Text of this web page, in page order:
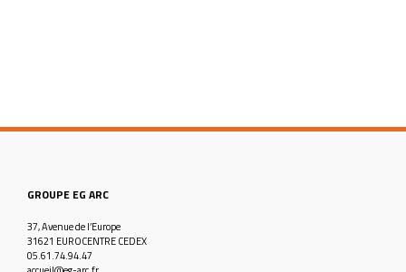
GROUPE EG ARC
37, Avenue de l’Europe
31621 EUROCENTRE CEDEX
05.61.74.94.47